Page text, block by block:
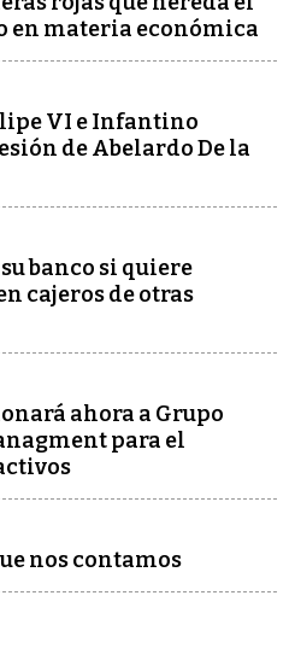
en materia económica
VI e Infantino
de Abelardo De la
banco si quiere
cajeros de otras
ahora a Grupo
para el
nos contamos